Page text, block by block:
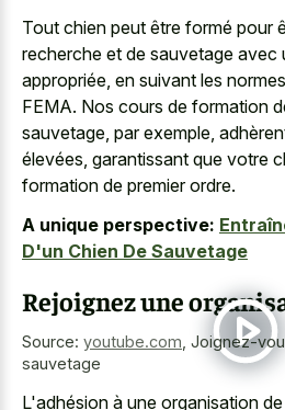
Tout chien peut être formé pour
recherche et de sauvetage avec
appropriée, en suivant les
FEMA. Nos cours de formation
sauvetage, par exemple,
élevées, garantissant que votre
formation de premier ordre.
A unique perspective:
D'un Chien De Sauvetage
Rejoignez une
Source: youtube.com, Joignez-
sauvetage
L'adhésion à une organisation